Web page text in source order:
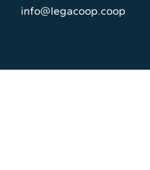
info@legacoop.coop